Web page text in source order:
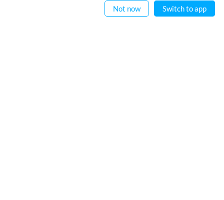
Not now Switch to app